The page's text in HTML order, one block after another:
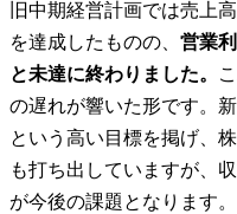
旧中期経営計画では売上
を達成したものの、 営業
と未達に終わりました。
の遅れが響いた形です。
という高い目標を掲げ、
も打ち出していますが、
が今後の課題となります。